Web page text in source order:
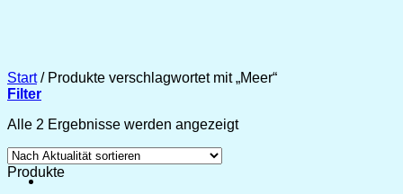
Start /Produkte verschlagwortet mit „Meer“
Filter
Alle 2 Ergebnisse werden angezeigtNach
Produkte